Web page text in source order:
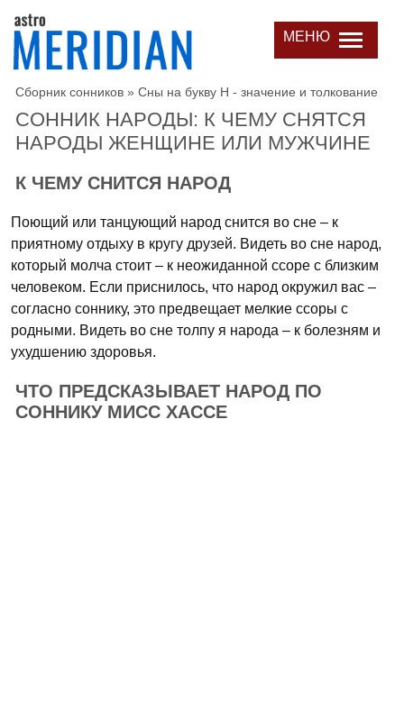
МЕНЮ
Сборник сонников » Сны на букву Н - значение и толкование
СОННИК НАРОДЫ: К ЧЕМУ СНЯТСЯ
НАРОДЫ ЖЕНЩИНЕ ИЛИ МУЖЧИНЕ
К ЧЕМУ СНИТСЯ НАРОД
Поющий или танцующий народ снится во сне – к
приятному отдыху в кругу друзей. Видеть во сне народ,
который молча стоит – к неожиданной ссоре с близким
человеком. Если приснилось, что народ окружил вас –
согласно соннику, это предвещает мелкие ссоры с
родными. Видеть во сне толпу я народа – к болезням и
ухудшению здоровья.
ЧТО ПРЕДСКАЗЫВАЕТ НАРОД ПО
СОННИКУ МИСС ХАССЕ